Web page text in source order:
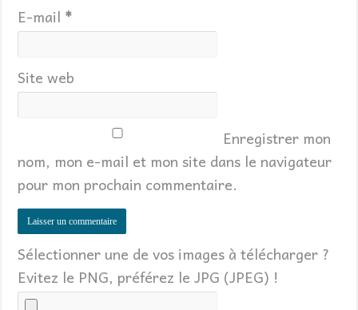
E-mail *
Site web
Enregistrer mon
nom, mon e-mail et mon site dans le navigateur
pour mon prochain commentaire.
Sélectionner une de vos images à télécharger ?
Evitez le PNG, préférez le JPG (JPEG) !